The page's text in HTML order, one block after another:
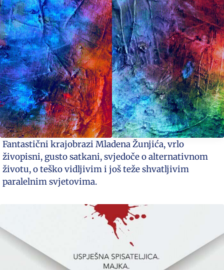
Fantastični krajobrazi Mladena Žunjića, vrlo
živopisni, gusto satkani, svjedoče o alternativnom
životu, o teško vidljivim i još teže shvatljivim
paralelnim svjetovima.